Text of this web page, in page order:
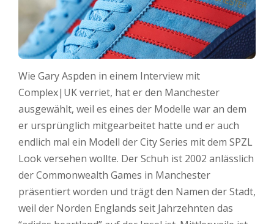
Wie Gary Aspden in einem Interview mit
Complex|UK verriet, hat er den Manchester
ausgewählt, weil es eines der Modelle war an dem
er ursprünglich mitgearbeitet hatte und er auch
endlich mal ein Modell der City Series mit dem SPZL
Look versehen wollte. Der Schuh ist 2002 anlässlich
der Commonwealth Games in Manchester
präsentiert worden und trägt den Namen der Stadt,
weil der Norden Englands seit Jahrzehnten das